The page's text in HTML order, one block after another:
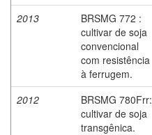
2013
BRSMG 772 :
cultivar de soja
convencional
com resistência
à ferrugem.
2012
BRSMG 780Frr:
cultivar de soja
transgênica.